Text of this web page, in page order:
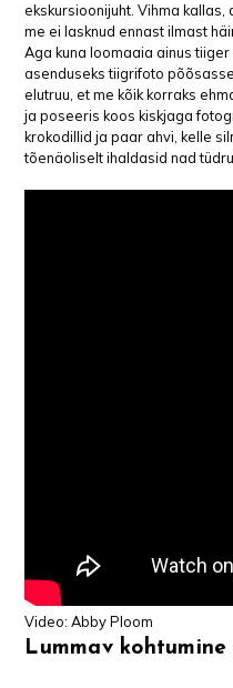
ekskursioonijuht. Vihma
me ei lasknud ennast ilmast
Aga kuna loomaaia ainus
asenduseks tiigrifoto
elutruu, et me kõik korraks
ja poseeris koos kiskjaga
krokodillid ja paar ahvi, kelle
tõenäoliselt ihaldasid nad
Video: Abby Ploom
Lummav